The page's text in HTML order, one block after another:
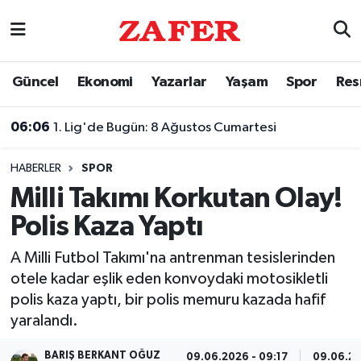
Güncel Ekonomi Yazarlar Yaşam Spor
06:06 1. Lig'de Bugün: 8 Ağustos Cumartesi
HABERLER SPOR
Milli Takımı Korkutan Olay!
Polis Kaza Yaptı
A Milli Futbol Takımı'na antrenman tesislerinden
otele kadar eşlik eden konvoydaki motosikletli
polis kaza yaptı, bir polis memuru kazada hafif
yaralandı.
BARIŞ BERKANT OĞUZ 09.06.2026 - 09:17
Nöbetçi Eczaneler
Trafik Durumu
Süper Lig Puan Durumu ve Fikstür
Tüm Manşetler
Son Dakika Haberleri
Haber Arşivi